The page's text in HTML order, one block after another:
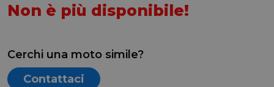
Non è più disponibile!
Cerchi una moto simile?
Contattaci